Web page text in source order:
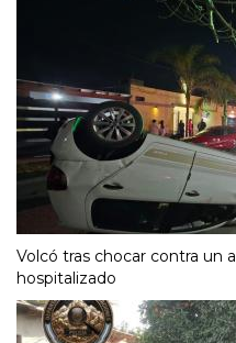
Volcó tras chocar contra un
hospitalizado